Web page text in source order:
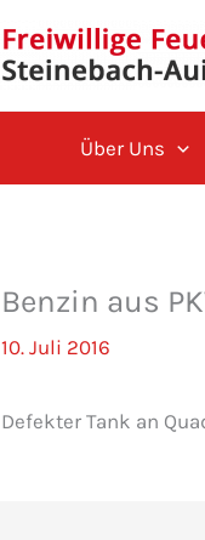
Über Uns
Benzin aus
10. Juli 2016
Defekter Tank an